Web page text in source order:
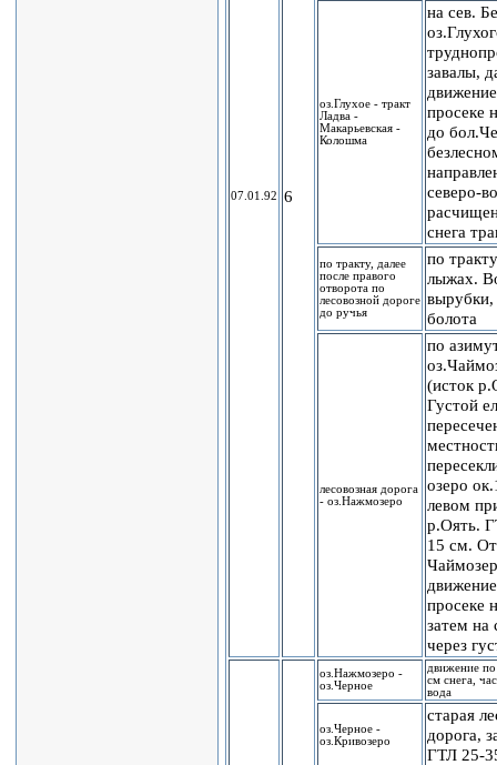
07.01.92 6
оз.Глухое - тракт
Ладва -
Макарьевская -
Колошма
на сев.
завалы,
просеке
до
северо-
снега
по тракту, далее
после правого
отворота по
лесовозной дороге
до ручья
по
лыжах.
болота
лесовозная дорога
- оз.Нажмозеро
по
(исток
Густой
озеро
левом
р.Оять.
15 см. От
просеке
затем на
через
оз.Нажмозеро -
оз.Черное
движение
см снега,
вода
оз.Черное -
оз.Кривозеро
старая
дорога,
ГТЛ 25-